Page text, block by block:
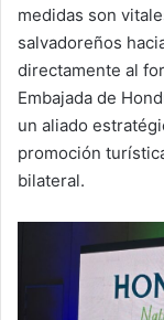
medidas son
salvadoreños
directamente al
Embajada de
un aliado
promoción
bilateral.